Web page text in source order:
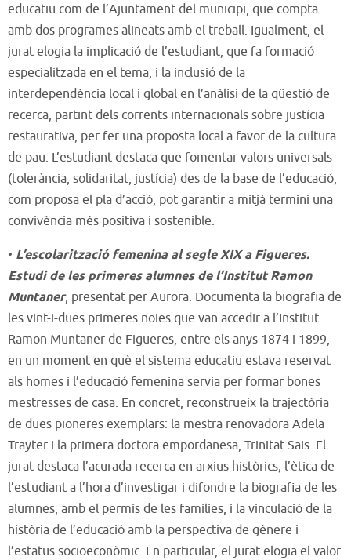
educatiu com de l’Ajuntament del municipi, que compta
amb dos programes alineats amb el treball. Igualment, el
jurat elogia la implicació de l’estudiant, que fa formació
especialitzada en el tema, i la inclusió de la
interdependència local i global en l’anàlisi de la qüestió de
recerca, partint dels corrents internacionals sobre justícia
restaurativa, per fer una proposta local a favor de la cultura
de pau. L’estudiant destaca que fomentar valors universals
(tolerància, solidaritat, justícia) des de la base de l’educació,
com proposa el pla d’acció, pot garantir a mitjà termini una
convivència més positiva i sostenible.
• L’escolarització femenina al segle XIX a Figueres.
Estudi de les primeres alumnes de l’Institut Ramon
Muntaner, presentat per Aurora. Documenta la biografia de
les vint-i-dues primeres noies que van accedir a l’Institut
Ramon Muntaner de Figueres, entre els anys 1874 i 1899,
en un moment en què el sistema educatiu estava reservat
als homes i l’educació femenina servia per formar bones
mestresses de casa. En concret, reconstrueix la trajectòria
de dues pioneres exemplars: la mestra renovadora Adela
Trayter i la primera doctora empordanesa, Trinitat Sais. El
jurat destaca l’acurada recerca en arxius històrics; l’ètica de
l’estudiant a l’hora d’investigar i difondre la biografia de les
alumnes, amb el permís de les famílies, i la vinculació de la
història de l’educació amb la perspectiva de gènere i
l’estatus socioeconòmic. En particular, el jurat elogia el valor